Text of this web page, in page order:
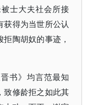
士大夫社会所接
得为当世所公认
陶胡奴的事迹，
书》均言范最知
致修龄拒之如此其